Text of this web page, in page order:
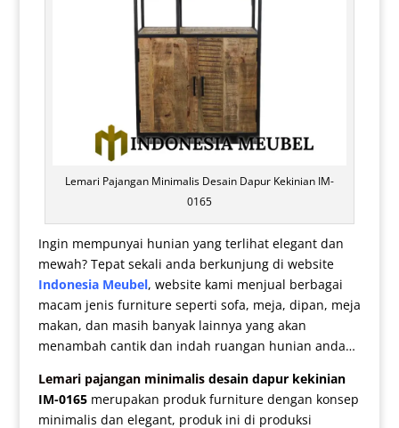
Lemari Pajangan Minimalis Desain Dapur Kekinian IM-
0165
Ingin mempunyai hunian yang terlihat elegant dan
mewah? Tepat sekali anda berkunjung di website
Indonesia Meubel, website kami menjual berbagai
macam jenis furniture seperti sofa, meja, dipan, meja
makan, dan masih banyak lainnya yang akan
menambah cantik dan indah ruangan hunian anda…
Lemari pajangan minimalisdesain dapur kekinian
IM-0165merupakan produk furniture dengan konsep
minimalis dan elegant, produk ini di produksi